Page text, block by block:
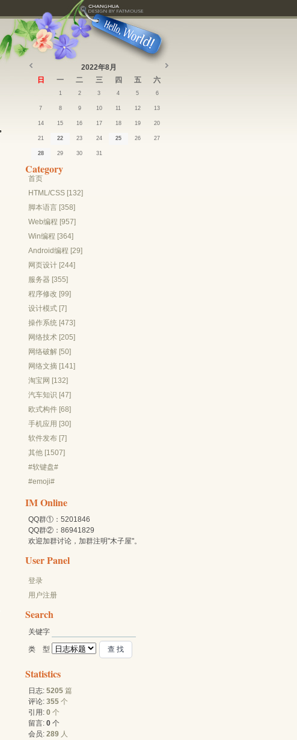
2022年8月
日
一 二 三 四 五 六
1 2 3 4 5 6
7 8 9 10 11 12 13
14 15 16 17 18 19 20
21 22 23 24 25 26 27
28 29 30 31
Category
首页
HTML/CSS [132]
脚本语言 [358]
Web编程 [957]
Win编程 [364]
Android编程 [29]
网页设计 [244]
服务器 [355]
程序修改 [99]
设计模式 [7]
操作系统 [473]
网络技术 [205]
网络破解 [50]
网络文摘 [141]
淘宝网 [132]
汽车知识 [47]
欧式构件 [68]
手机应用 [30]
软件发布 [7]
其他 [1507]
#软键盘#
#emoji#
IM Online
QQ群①：5201846
QQ群②：86941829
欢迎加群讨论，加群注明"木子屋"。
User Panel
登录
用户注册
Search
关键字
类 型
Statistics
日志: 5205 篇
评论: 355 个
引用: 0 个
留言: 0 个
会员: 289 人